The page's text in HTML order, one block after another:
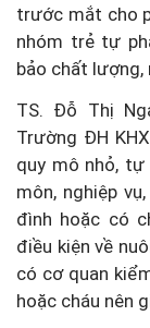
trước mắt cho
nhóm trẻ tự
bảo chất
TS. Đỗ Thị
Trường ĐH
quy mô nhỏ,
môn, nghiệp
đình hoặc có
điều kiện về
có cơ quan
hoặc cháu nên